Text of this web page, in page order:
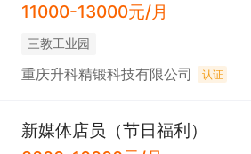
11000-13000元/月
三教工业园
重庆升科精锻科技有限公司 认证
新媒体店员（节日福利）